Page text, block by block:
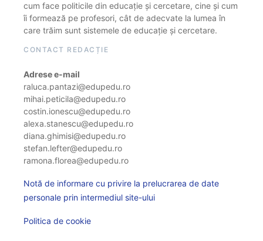
cum face politicile din educație și cercetare, cine și cum
îi formează pe profesori, cât de adecvate la lumea în
care trăim sunt sistemele de educație și cercetare.
CONTACT REDACȚIE
Adrese e-mail
raluca.pantazi@edupedu.ro
mihai.peticila@edupedu.ro
costin.ionescu@edupedu.ro
alexa.stanescu@edupedu.ro
diana.ghimisi@edupedu.ro
stefan.lefter@edupedu.ro
ramona.florea@edupedu.ro
Notă de informare cu privire la prelucrarea de date
personale prin intermediul site-ului
Politica de cookie